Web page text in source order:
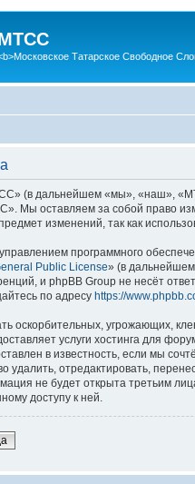
Татарское Свободное
(в дальнейшем «мы», «наш»,
Мы оставляем за собой право
изменений, так как
программного
Public License» (в
и phpBB Group не несёт
по адресу https://
оскорбительных, угрожающих,
услуги хостинга для
в известность, если мы
отредактировать,
не будет открыта третьим
доступу к ней.